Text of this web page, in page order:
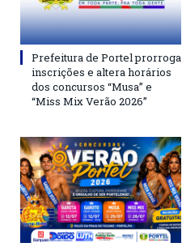
Prefeitura de Portel prorroga
inscrições e altera horários
dos concursos “Musa” e
“Miss Mix Verão 2026”